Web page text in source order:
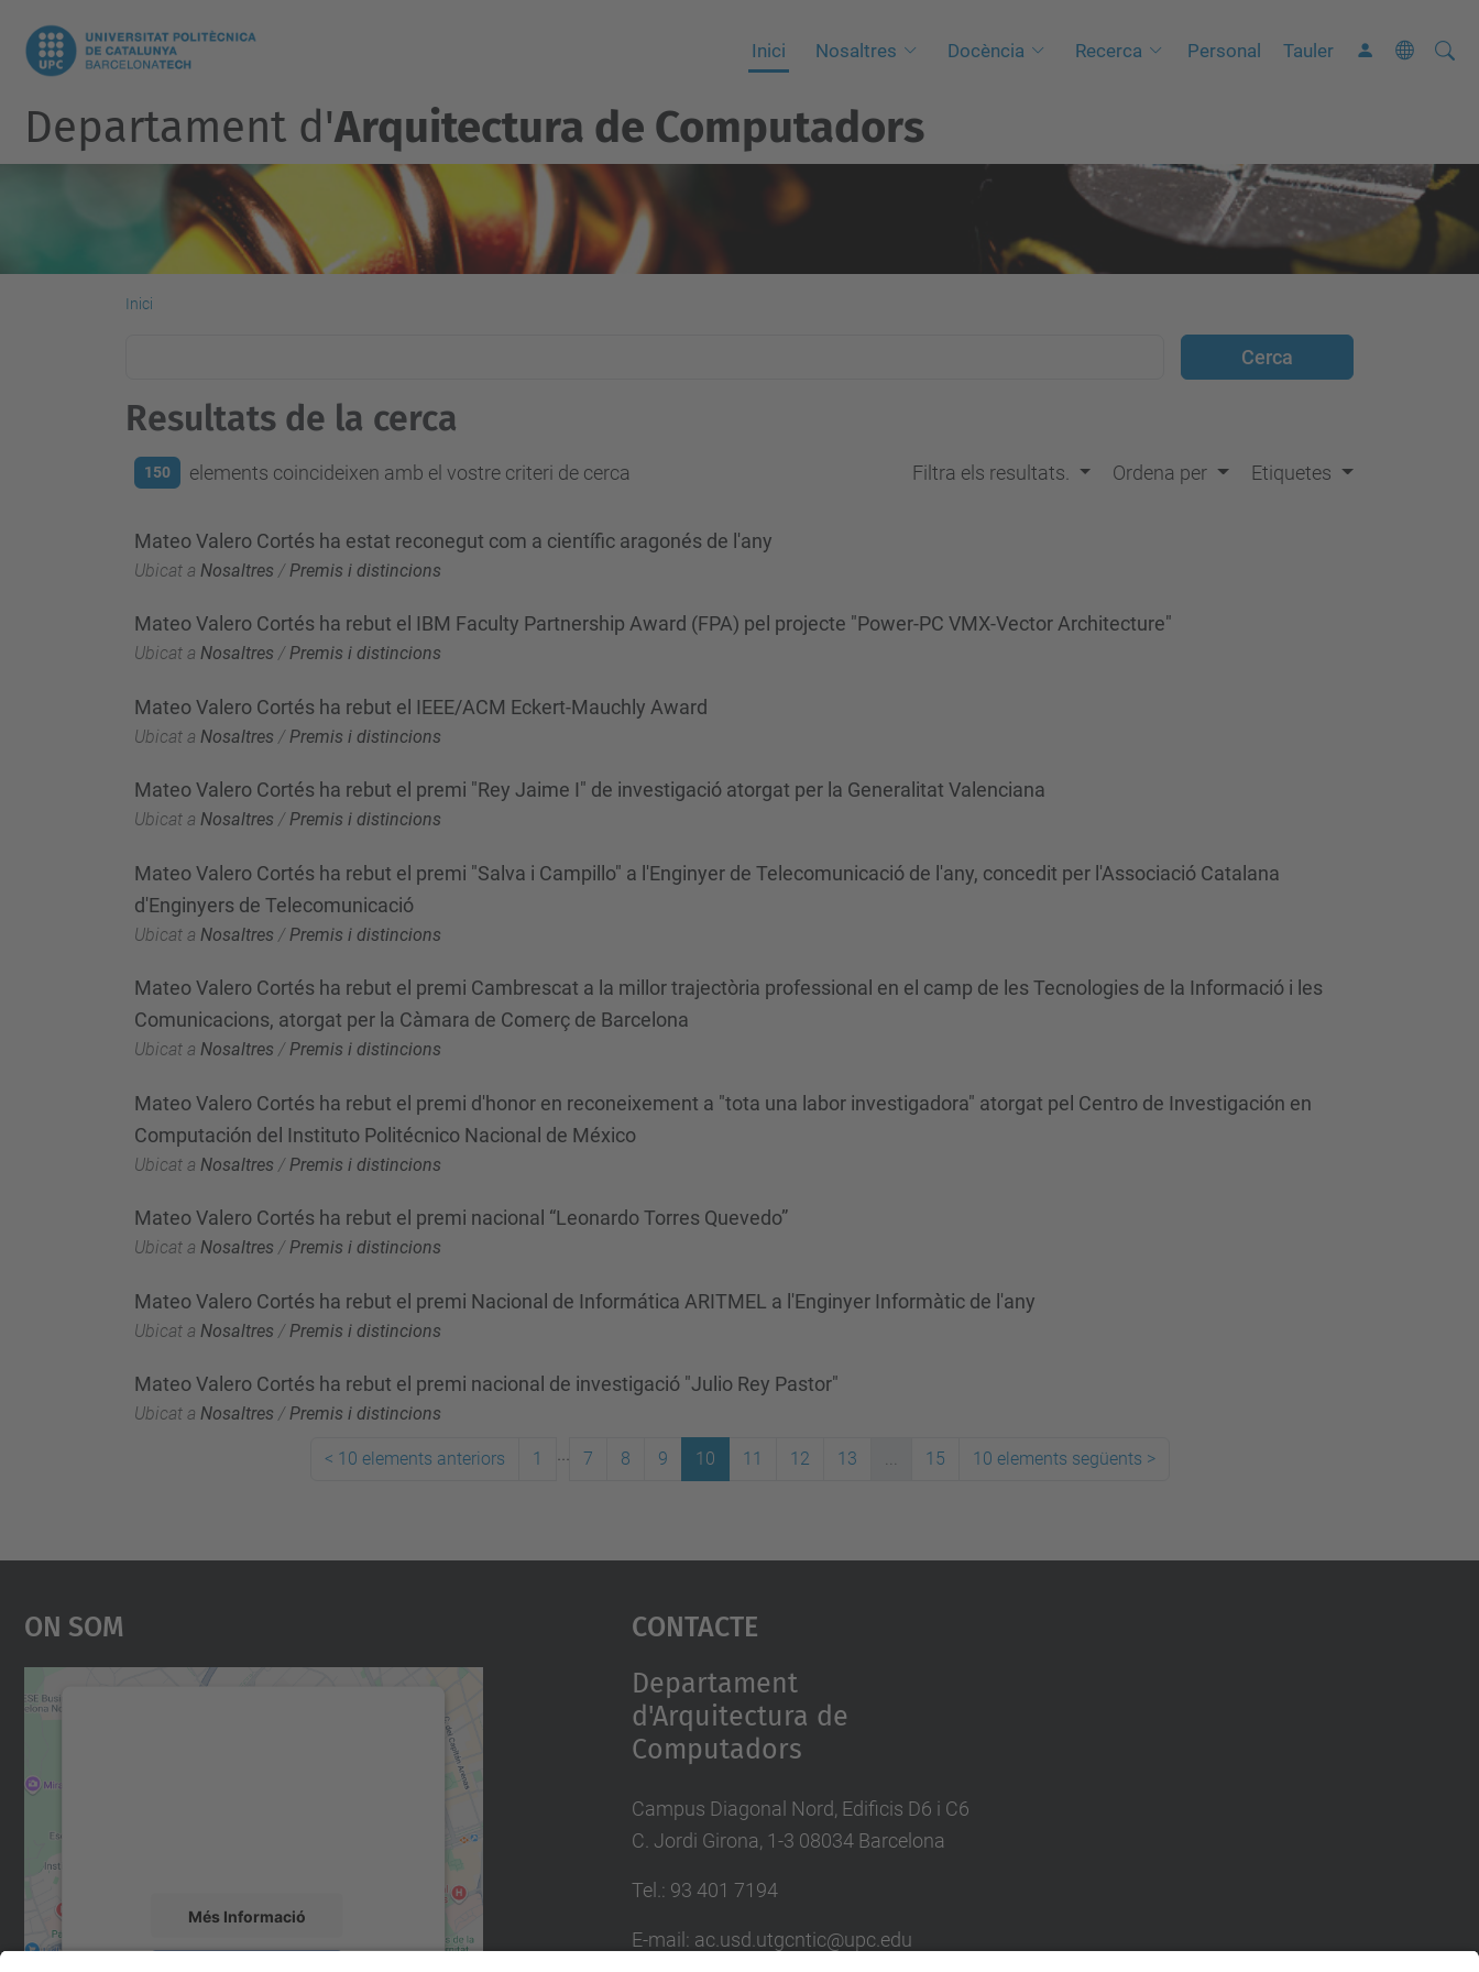
Inici Nosaltres Docència Recerca Personal Tauler Cerca
C
a
a
Departament d'Arquitectura de Computadors
Inici
Resultats de la cerca
150 elements coincideixen amb el vostre criteri de cerca Filtra els resultats. Ordena per Etiquetes
Mateo Valero Cortés ha estat reconegut com a científic aragonés de l'any
Ubicat a Nosaltres / Premis i distincions
Mateo Valero Cortés ha rebut el IBM Faculty Partnership Award (FPA) pel projecte "Power-PC VMX-Vector Architecture"
Ubicat a Nosaltres /Premis i distincions
Mateo Valero Cortés ha rebut el IEEE/ACM Eckert-Mauchly Award
Ubicat a Nosaltres / Premis i distincions
Mateo Valero Cortés ha rebut el premi "Rey Jaime I" de investigació atorgat per la Generalitat Valenciana
Ubicat a Nosaltres /Premis i distincions
Mateo Valero Cortés ha rebut el premi "Salva i Campillo" a l'Enginyer de Telecomunicació de l'any, concedit per l'Associació Catalana
d'Enginyers de Telecomunicació
Ubicat a Nosaltres / Premis i distincions
Mateo Valero Cortés ha rebut el premi Cambrescat a la millor trajectòria professional en el camp de les Tecnologies de la Informació i les
Comunicacions, atorgat per la Càmara de Comerç de Barcelona
Ubicat a Nosaltres /Premis i distincions
Mateo Valero Cortés ha rebut el premi d'honor en reconeixement a "tota una labor investigadora" atorgat pel Centro de Investigación en
Computación del Instituto Politécnico Nacional de México
Ubicat a Nosaltres / Premis i distincions
Mateo Valero Cortés ha rebut el premi nacional “Leonardo Torres Quevedo”
Ubicat a Nosaltres /Premis i distincions
Mateo Valero Cortés ha rebut el premi Nacional de Informática ARITMEL a l'Enginyer Informàtic de l'any
Ubicat a Nosaltres / Premis i distincions
Mateo Valero Cortés ha rebut el premi nacional de investigació "Julio Rey Pastor"
Ubicat a Nosaltres /Premis i distincions
< 10 elements anteriors 1 7 8 9 10 11 12 13 ... 15 10 elements següents >
On Som
Més Informació
Contacte
Departament
d'Arquitectura de
Computadors
Campus Diagonal Nord, Edificis D6 i C6
C. Jordi Girona, 1-3 08034 Barcelona
Tel.: 93 401 7194
E-mail: ac.usd.utgcntic@upc.edu